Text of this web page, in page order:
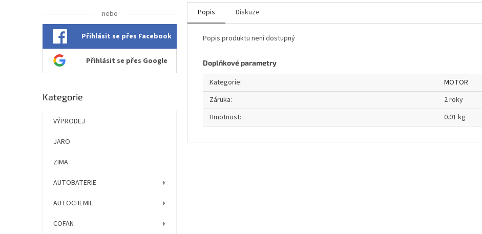
nebo
Přihlásit se přes Facebook
Přihlásit se přes Google
Přeskočit
Kategorie
VÝPRODEJ
JARO
ZIMA
AUTOBATERIE
AUTOCHEMIE
COFAN
Popis Diskuze
Popis produktu není dostupný
Doplňkové parametry
Kategorie:
MOTOR
Záruka:
2 roky
Hmotnost: 0.01 kg